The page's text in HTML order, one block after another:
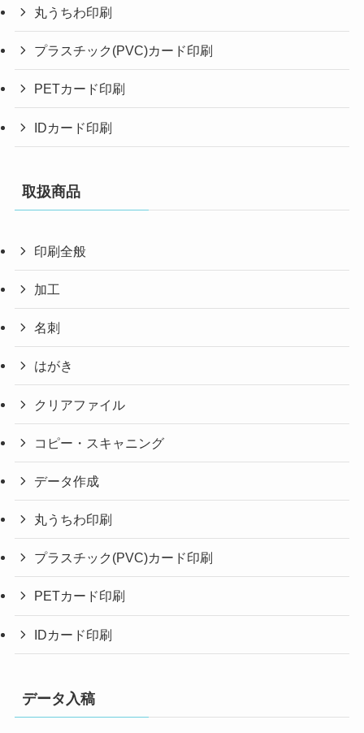
丸うちわ印刷
プラスチック(PVC)カード印刷
PETカード印刷
IDカード印刷
取扱商品
印刷全般
加工
名刺
はがき
クリアファイル
コピー・スキャニング
データ作成
丸うちわ印刷
プラスチック(PVC)カード印刷
PETカード印刷
IDカード印刷
データ入稿